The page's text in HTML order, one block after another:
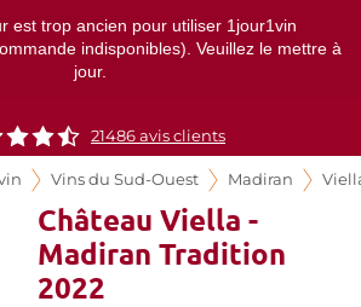
est trop ancien pour utiliser 1jour1vin
indisponibles). Veuillez le mettre à
jour.
21486 avis clients
Vins du Sud-Ouest Madiran
Château Viella -
Madiran Tradition
2022